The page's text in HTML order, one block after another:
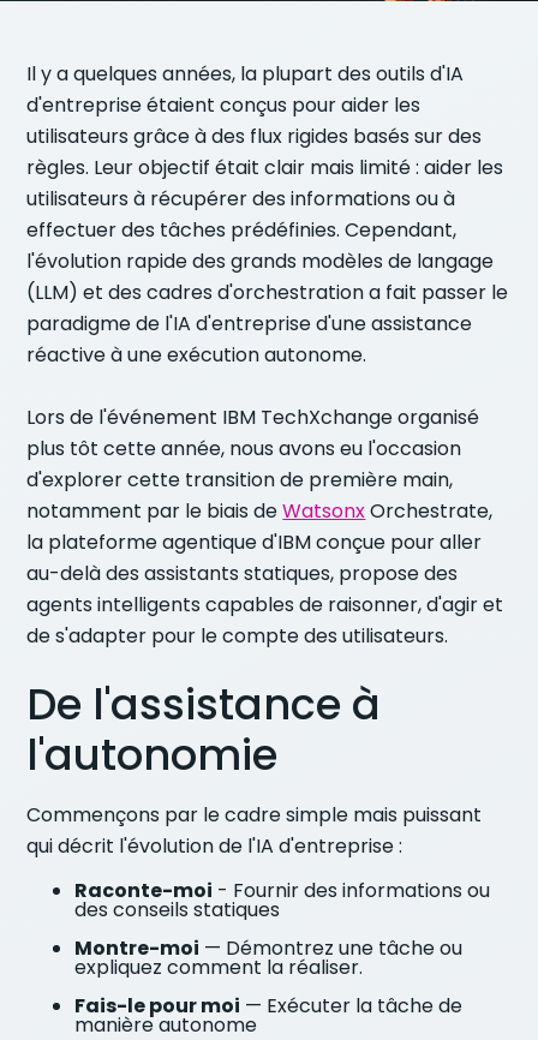
Il y a quelques années, la plupart des outils d'IA
d'entreprise étaient conçus pour aider les
utilisateurs grâce à des flux rigides basés sur des
règles. Leur objectif était clair mais limité : aider les
utilisateurs à récupérer des informations ou à
effectuer des tâches prédéfinies. Cependant,
l'évolution rapide des grands modèles de langage
(LLM) et des cadres d'orchestration a fait passer le
paradigme de l'IA d'entreprise d'une assistance
réactive à une exécution autonome.
Lors de l'événement IBM TechXchange organisé
plus tôt cette année, nous avons eu l'occasion
d'explorer cette transition de première main,
notamment par le biais deWatsonxOrchestrate,
la plateforme agentique d'IBM conçue pour aller
au-delà des assistants statiques, propose des
agents intelligents capables de raisonner, d'agir et
de s'adapter pour le compte des utilisateurs.
De l'assistance à
l'autonomie
Commençons par le cadre simple mais puissant
qui décrit l'évolution de l'IA d'entreprise :
Raconte-moi - Fournir des informations ou
des conseils statiques
Montre-moi — Démontrez une tâche ou
expliquez comment la réaliser.
Fais-le pour moi — Exécuter la tâche de
manière autonome